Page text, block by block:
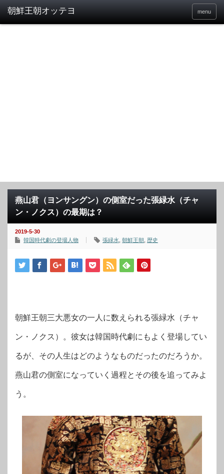
menu
燕山君（ヨンサングン）の側室だった張緑水（チャ
ン・ノクス）の最期は？
2019-5-30
韓国時代劇の登場人物
張緑水 朝鮮王朝 歴史
朝鮮王朝三大悪女の一人に数えられる張緑水（チャ
ン・ノクス）。彼女は韓国時代劇にもよく登場してい
るが、その人生はどのようなものだったのだろうか。
燕山君の側室になっていく過程とその後を追ってみよ
う。